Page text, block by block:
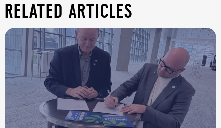
related articles